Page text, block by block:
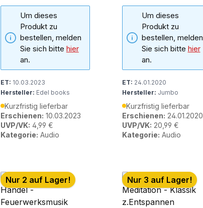
Um dieses
Produkt zu
bestellen, melden
Sie sich bitte hier
an.
ET: 10.03.2023
Hersteller: Edel books
Kurzfristig lieferbar
Erschienen: 10.03.2023
UVP/VK: 4,99 €
Kategorie: Audio
Um dieses
Produkt zu
bestellen, melden
Sie sich bitte hier
an.
ET: 24.01.2020
Hersteller: Jumbo
Kurzfristig lieferbar
Erschienen: 24.01.2020
UVP/VK: 20,99 €
Kategorie: Audio
Nur 2 auf Lager! Nur 3 auf Lager!